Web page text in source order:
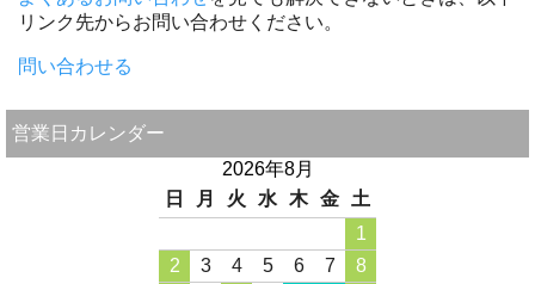
リンク先からお問い合わせください。
問い合わせる
営業日カレンダー
2026年8月
日
月 火 水 木 金
土
1
2
3 4 5 6 7
8